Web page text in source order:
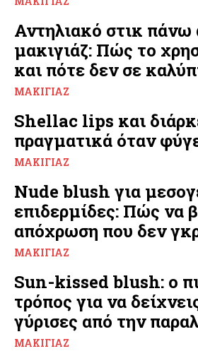
Αντηλιακό στικ πάνω
μακιγιάζ: Πώς το
και πότε δεν σε
ΜΑΚΙΓΙΆΖ
Shellac lips και
πραγματικά όταν
ΜΑΚΙΓΙΆΖ
Nude blush για
επιδερμίδες: Πώς να
απόχρωση που δεν
ΜΑΚΙΓΙΆΖ
Sun-kissed blush: ο
τρόπος για να
γύρισες από την
ΜΑΚΙΓΙΆΖ